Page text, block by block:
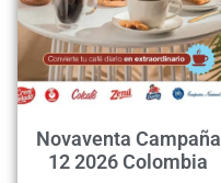
Novaventa Campaña
12 2026 Colombia